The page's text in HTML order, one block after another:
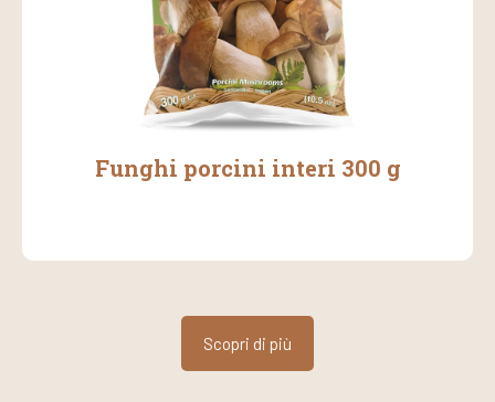
Funghi porcini interi 300 g
Scopri di più